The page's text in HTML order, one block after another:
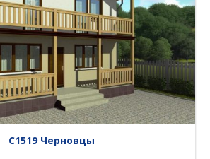
C1519 Черновцы